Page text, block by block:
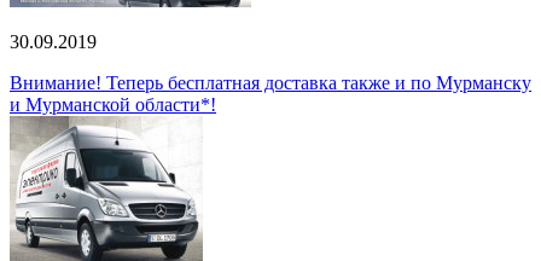
30.09.2019
Внимание! Теперь бесплатная доставка также и по Мурманску
и Мурманской области*!